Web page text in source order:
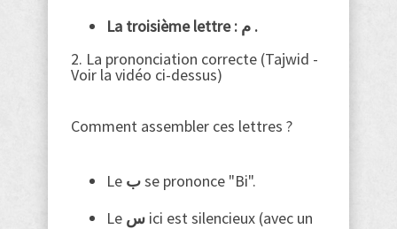
La troisième lettre : م .
2. La prononciation correcte (Tajwid -
Voir la vidéo ci-dessus)
Comment assembler ces lettres ?
Le بse prononce "Bi".
Le س ici est silencieux (avec un